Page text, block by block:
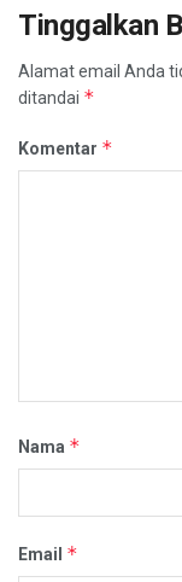
Tinggalkan
Alamat email Anda
ditandai *
Komentar *
Nama *
Email *